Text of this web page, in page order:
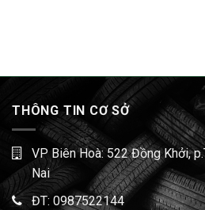
THÔNG TIN CƠ SỞ
VP Biên Hoà: 522 Đồng Khởi,
Nai
ĐT: 0987522144